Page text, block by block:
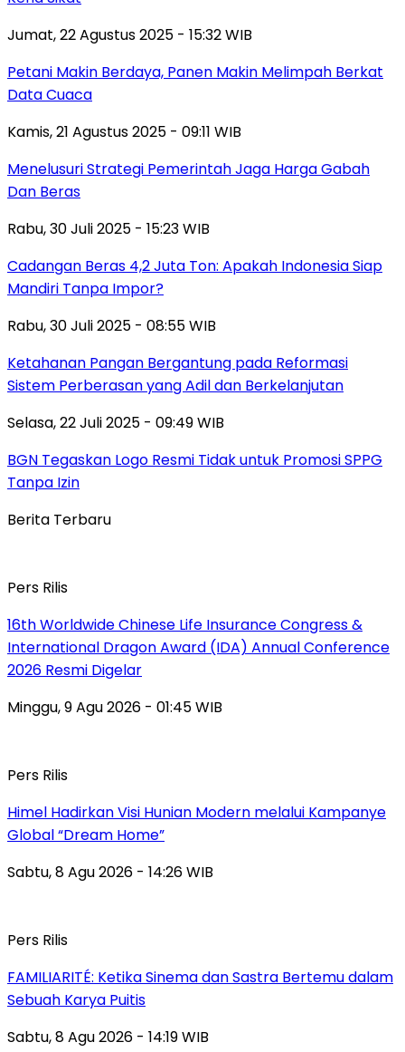
Jumat, 22 Agustus 2025 - 15:32 WIB
Petani Makin Berdaya, Panen Makin Melimpah Berkat
Data Cuaca
Kamis, 21 Agustus 2025 - 09:11 WIB
Menelusuri Strategi Pemerintah Jaga Harga Gabah
Dan Beras
Rabu, 30 Juli 2025 - 15:23 WIB
Cadangan Beras 4,2 Juta Ton: Apakah Indonesia Siap
Mandiri Tanpa Impor?
Rabu, 30 Juli 2025 - 08:55 WIB
Ketahanan Pangan Bergantung pada Reformasi
Sistem Perberasan yang Adil dan Berkelanjutan
Selasa, 22 Juli 2025 - 09:49 WIB
BGN Tegaskan Logo Resmi Tidak untuk Promosi SPPG
Tanpa Izin
Berita Terbaru
Pers Rilis
16th Worldwide Chinese Life Insurance Congress &
International Dragon Award (IDA) Annual Conference
2026 Resmi Digelar
Minggu, 9 Agu 2026 - 01:45 WIB
Pers Rilis
Himel Hadirkan Visi Hunian Modern melalui Kampanye
Global “Dream Home”
Sabtu, 8 Agu 2026 - 14:26 WIB
Pers Rilis
FAMILIARITÉ: Ketika Sinema dan Sastra Bertemu dalam
Sebuah Karya Puitis
Sabtu, 8 Agu 2026 - 14:19 WIB